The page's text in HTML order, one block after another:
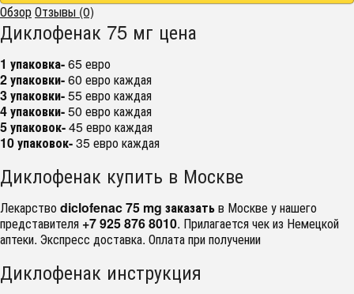
ОбзорОтзывы (0)
Диклофенак 75 мг цена
1 упаковка-65 евро
2 упаковки-60 евро каждая
3 упаковки-55 евро каждая
4 упаковки-50 евро каждая
5 упаковок-45 евро каждая
10 упаковок-35 евро каждая
Диклофенак купить в Москве
Лекарствоdiclofenac 75 mg заказатьв Москве у нашего
представителя +7 925 876 8010. Прилагается чек из Немецкой
аптеки. Экспресс доставка. Оплата при получении
Диклофенак инструкция